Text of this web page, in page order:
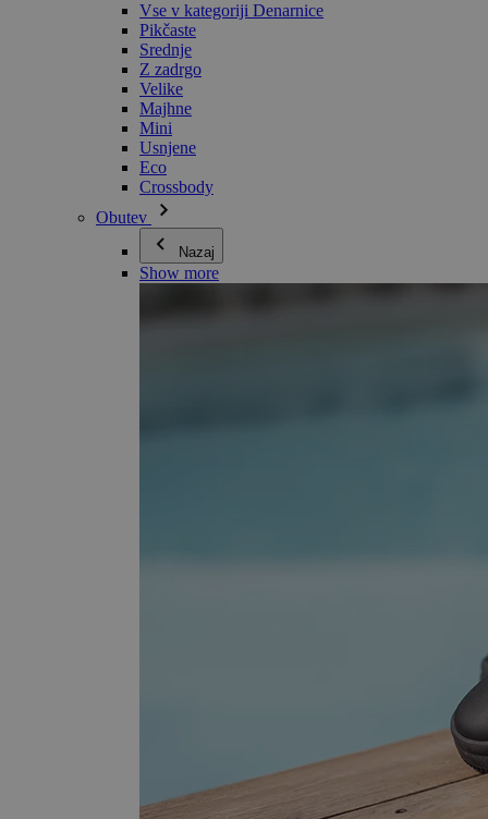
Vse v kategoriji Denarnice
Pikčaste
Srednje
Z zadrgo
Velike
Majhne
Mini
Usnjene
Eco
Crossbody
Obutev
Nazaj
Show more